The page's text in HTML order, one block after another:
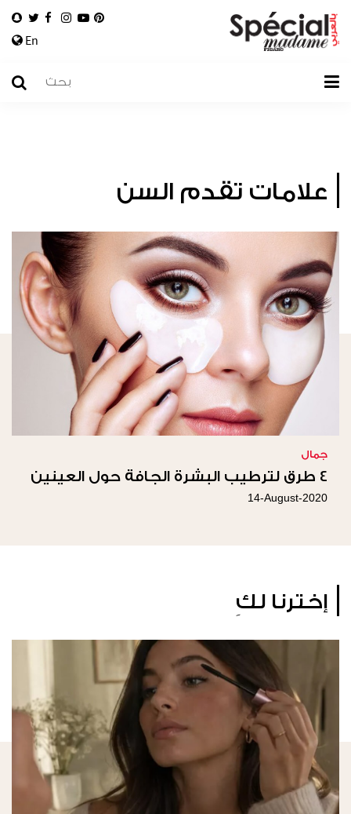
En
علامات تقدم السن
جمال
4 طرق لترطيب البشرة الجافة حول العينين
14-August-2020
إخترنا لكِ